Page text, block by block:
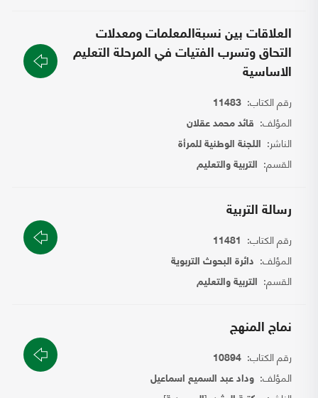
العلاقات بين نسبةالمعلمات ومعدلات
التحاق وتسرب الفتيات في المرحلة التعليم
الاساسية
رقم الكتاب: 11483
المؤلف: قائد محمد عقلان
الناشر: اللجنة الوطنية للمرأة
القسم: التربية والتعليم
رسالة التربية
رقم الكتاب: 11481
المؤلف: دائرة البحوث التربوية
القسم: التربية والتعليم
نماج المنهج
رقم الكتاب: 10894
المؤلف: وداد عبد السميع اسماعيل